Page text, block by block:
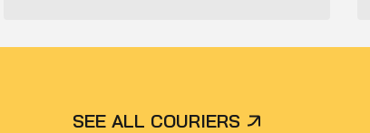
SEE ALL COURIERS